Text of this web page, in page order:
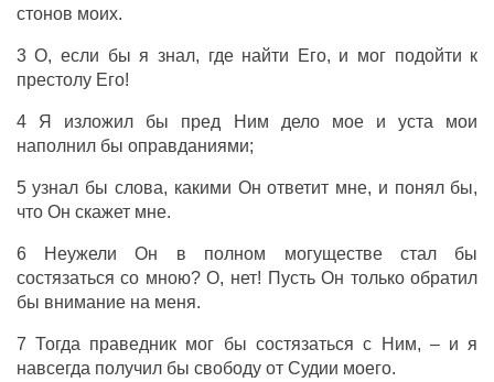
стонов моих.
3 О, если бы я знал, где найти Его, и мог подойти к
престолуЕго!
4 Я изложил бы пред Ним деломое иуста мои
наполнилбы оправданиями;
5узнал бы слова, какими Онответит мне, и понялбы,
что Он скажетмне.
6 Неужели Он в полном могуществе сталбы
состязаться со мною? О, нет! Пусть Он толькообратил
бы внимание на меня.
7 Тогда праведник мог бысостязаться с Ним, – и я
навсегда получилбы свободуот Судии моего.